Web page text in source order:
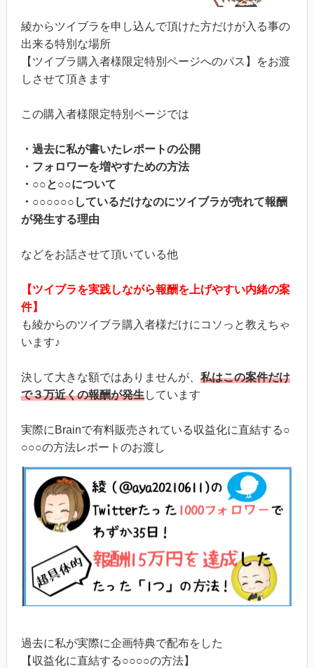
綾からツイブラを申し込んで頂けた方だけが入る事の
出来る特別な場所
【ツイブラ購入者様限定特別ページへのパス】をお渡
しさせて頂きます
この購入者様限定特別ページでは
・過去に私が書いたレポートの公開
・フォロワーを増やすための方法
・○○と○○について
・○○○○○○しているだけなのにツイブラが売れて報酬
が発生する理由
などをお話させて頂いている他
【ツイブラを実践しながら報酬を上げやすい内緒の案
件】
も綾からのツイブラ購入者様だけにコソっと教えちゃ
います♪
決して大きな額ではありませんが、 私はこの案件だけ
で３万近くの報酬が発生しています
実際にBrainで有料販売されている収益化に直結する○
○○○の方法レポートのお渡し
過去に私が実際に企画特典で配布をした
【収益化に直結する○○○○の方法】